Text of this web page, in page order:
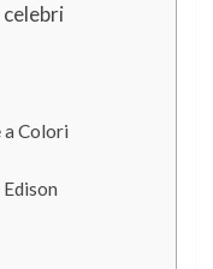
celebri
a Colori